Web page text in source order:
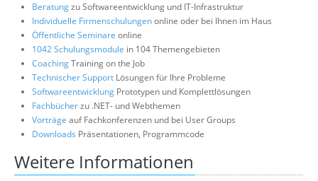
Beratungzu Softwareentwicklung und IT-Infrastruktur
Individuelle Firmenschulungenonline oder bei Ihnen im Haus
Öffentliche Seminare online
1042 Schulungsmodule in 104 Themengebieten
CoachingTraining on the Job
Technischer Support Lösungen für Ihre Probleme
Softwareentwicklung Prototypen und Komplettlösungen
Fachbücherzu .NET- und Webthemen
Vorträge auf Fachkonferenzen und bei User Groups
Downloads Präsentationen, Programmcode
Weitere Informationen